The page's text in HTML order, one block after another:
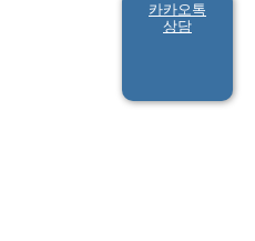
카카오톡
상담